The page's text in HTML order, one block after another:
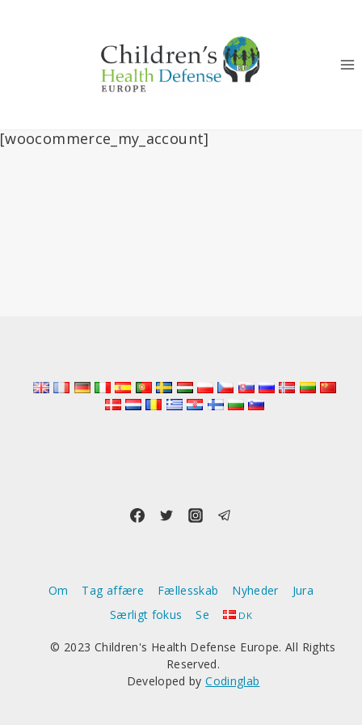
[woocommerce_my_account]
Om Tag affære Fællesskab Nyheder
Jura
Særligt fokus
Se DK
© 2023 Children's Health Defense Europe. All Rights
Reserved.
Developed byCodinglab